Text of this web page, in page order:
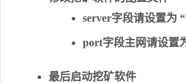
server字段请设置为
port字段主网请设置
最后启动挖矿软件